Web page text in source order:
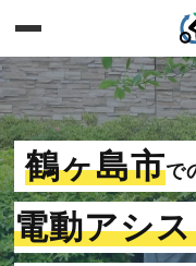
鶴ヶ島市で
電動アシ